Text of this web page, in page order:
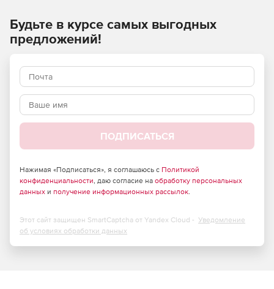
Будьте в курсе самых выгодных
предложений!
ПОДПИСАТЬСЯ
Нажимая «Подписаться», я соглашаюсь с Политикой
конфиденциальности, даю согласие на обработку персональных
данных и получение информационных рассылок.
Этот сайт защищен SmartCaptcha от Yandex Cloud - Уведомление
об условиях обработки данных